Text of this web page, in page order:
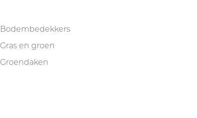
Bodembedekkers
Gras en groen
Groendaken